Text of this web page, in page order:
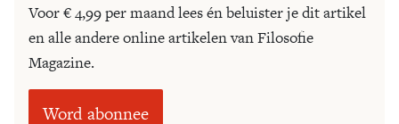
Voor € 4,99 per maand lees én beluister je dit artikel
en alle andere online artikelen van Filosofie
Magazine.
Word abonnee